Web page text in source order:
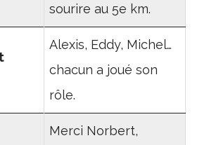
sourire au 5e km.
Alexis, Eddy, Michel…
chacun a joué son
rôle.
Merci Norbert,